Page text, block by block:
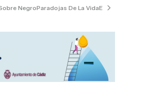
NegroParadojas De La VidaEl Jardinero